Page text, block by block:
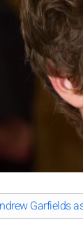
Garfields